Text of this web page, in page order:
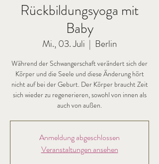
Rückbildungsyoga mit
Baby
Mi., 03. Juli
  |
Berlin
Während der Schwangerschaft verändert sich der
Körper und die Seele und diese Änderung hört
nicht auf bei der Geburt. Der Körper braucht Zeit
sich wieder zu regenerieren, sowohl von innen als
auch von außen.
Anmeldung abgeschlossen
Veranstaltungen ansehen